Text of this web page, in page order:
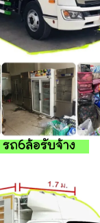
รถ6ล้อรับจ้าง